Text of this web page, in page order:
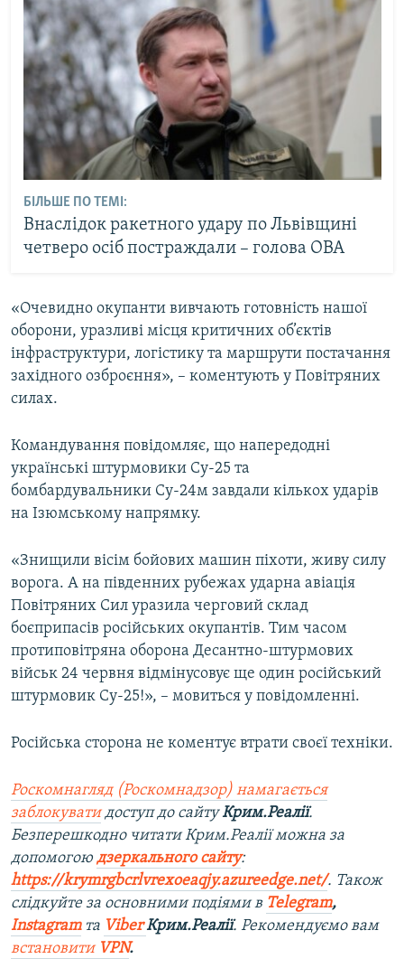
БІЛЬШЕ ПО ТЕМІ:
Внаслідок ракетного удару по Львівщині
четверо осіб постраждали – голова ОВА
«Очевидно окупанти вивчають готовність нашої
оборони, уразливі місця критичних об’єктів
інфраструктури, логістику та маршрути постачання
західного озброєння», – коментують у Повітряних
силах.
Командування повідомляє, що напередодні
українські штурмовики Су-25 та
бомбардувальники Су-24м завдали кількох ударів
на Ізюмському напрямку.
«Знищили вісім бойових машин піхоти, живу силу
ворога. А на південних рубежах ударна авіація
Повітряних Сил уразила черговий склад
боєприпасів російських окупантів. Тим часом
протиповітряна оборона Десантно-штурмових
військ 24 червня відмінусовує ще один російський
штурмовик Су-25!», – мовиться у повідомленні.
Російська сторона не коментує втрати своєї техніки.
Роскомнагляд (Роскомнадзор) намагається
заблокуватидоступ до сайтуКрим.Реалії.
Безперешкодно читати Крим.Реалії можна за
допомогою дзеркального сайту:
https://krymrgbcrlvrexoeaqjy.azureedge.net/. Також
слідкуйте за основними подіями в Telegram,
Instagramта ViberКрим.Реалії. Рекомендуємо вам
встановити VPN.